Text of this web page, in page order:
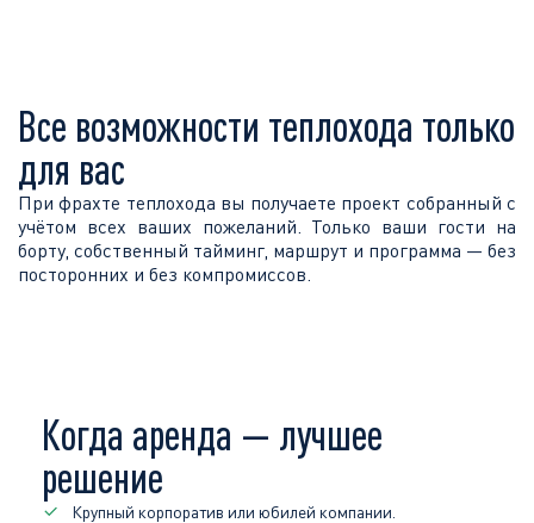
Все возможности теплохода только
для вас
При фрахте теплохода вы получаете проект собранный с
учётом всех ваших пожеланий. Только ваши гости на
борту, собственный тайминг, маршрут и программа — без
посторонних и без компромиссов.
Когда аренда — лучшее
решение
Крупный корпоратив или юбилей компании.